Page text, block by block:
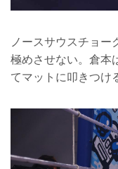
ノースサウスチョー
極めさせない。倉本
てマットに叩きつけ